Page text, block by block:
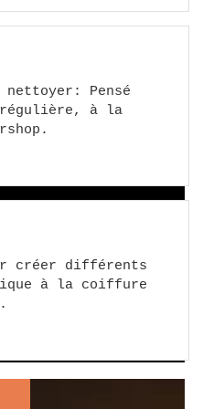
12 €.
Pensé
à la
créer différents
à la coiffure